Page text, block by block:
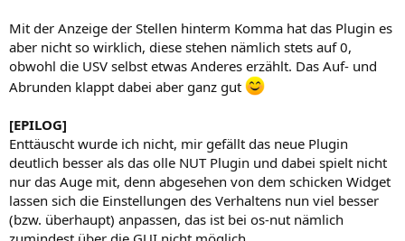
Mit der Anzeige der Stellen hinterm Komma hat das Plugin es
aber nicht so wirklich, diese stehen nämlich stets auf 0,
obwohl die USV selbst etwas Anderes erzählt. Das Auf- und
Abrunden klappt dabei aber ganz gut
[EPILOG]
Enttäuscht wurde ich nicht, mir gefällt das neue Plugin
deutlich besser als das olle NUT Plugin und dabei spielt nicht
nur das Auge mit, denn abgesehen von dem schicken Widget
lassen sich die Einstellungen des Verhaltens nun viel besser
(bzw. überhaupt) anpassen, das ist bei os-nut nämlich